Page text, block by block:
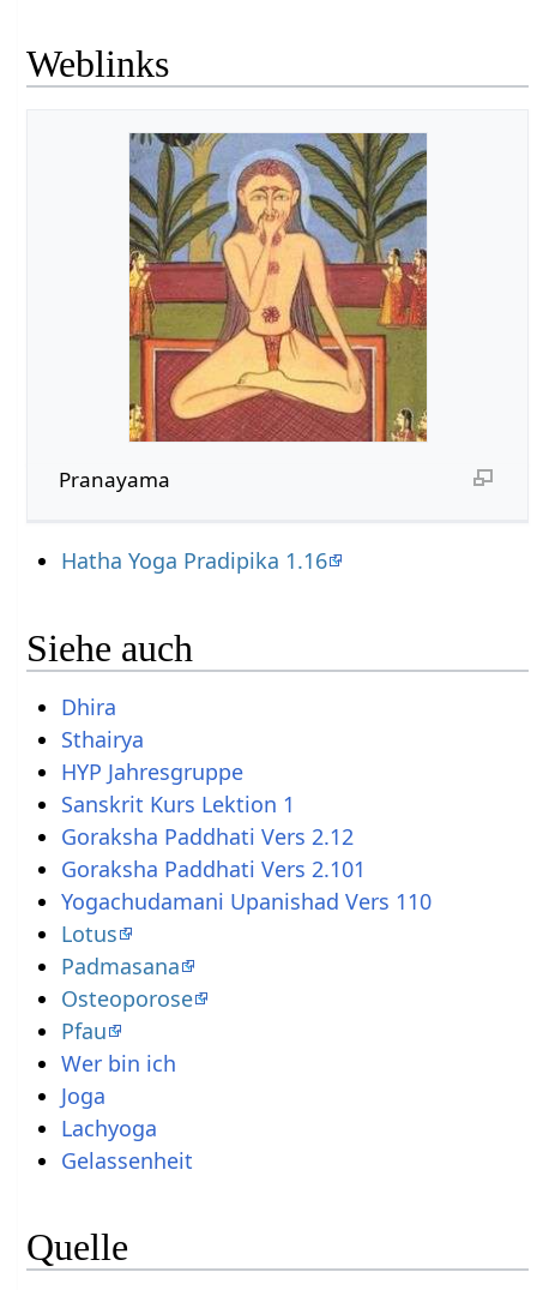
Weblinks
Pranayama
Hatha Yoga Pradipika 1.16
Siehe auch
Dhira
Sthairya
HYP Jahresgruppe
Sanskrit Kurs Lektion 1
Goraksha Paddhati Vers 2.12
Goraksha Paddhati Vers 2.101
Yogachudamani Upanishad Vers 110
Lotus
Padmasana
Osteoporose
Pfau
Wer bin ich
Joga
Lachyoga
Gelassenheit
Quelle